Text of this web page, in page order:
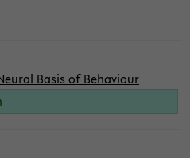
Basis of Behaviour